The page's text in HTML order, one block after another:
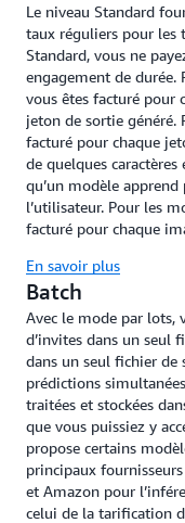
Le niveau Standard
taux réguliers pour les
Standard, vous ne
engagement de durée.
vous êtes facturé pour
jeton de sortie généré.
facturé pour chaque
de quelques
qu’un modèle
l’utilisateur. Pour les
facturé pour chaque
En savoir plus
Batch
Avec le mode par lots,
d’invites dans un seul
dans un seul fichier de
prédictions
traitées et stockées
que vous puissiez y
propose certains
principaux
et Amazon pour
celui de la tarification